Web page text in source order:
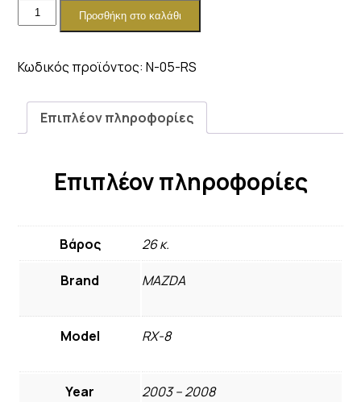
ΑΝΑΡΤΗΣΗ
RX-
ποσότητα
Προσθήκη στο καλάθι
Κωδικός προϊόντος: N-05-RS
Επιπλέον πληροφορίες
Επιπλέον πληροφορίες
Βάρος 26 κ.
Brand MAZDA
Model RX-8
Year 2003 – 2008